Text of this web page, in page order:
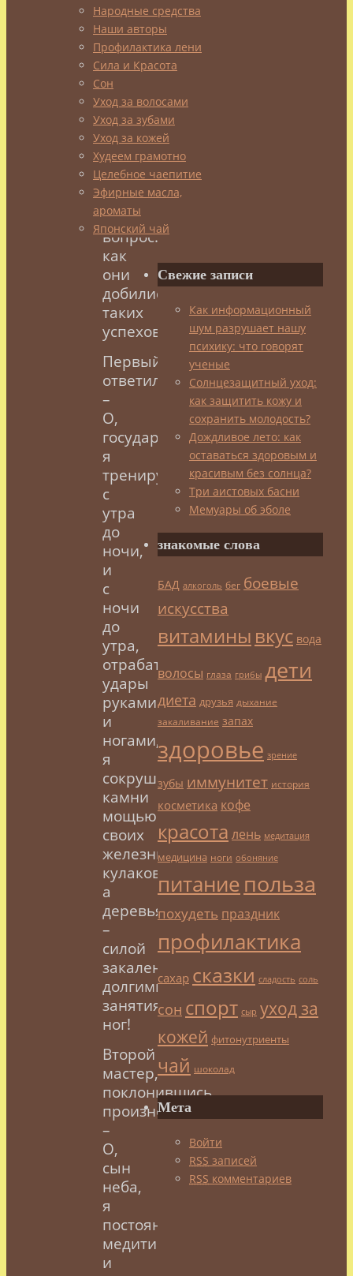
победителей
к
себе
во
дворец
и
каждому
задал
один
и
тот
же
вопрос:
как
они
добились
таких
успехов?
Первый
ответил:
–
О,
государь,
я
тренируюсь
с
утра
до
ночи,
и
с
ночи
до
утра,
отрабатывая
удары
руками
и
ногами,
я
сокрушаю
камни
мощью
своих
железных
кулаков,
а
деревья
–
силой
закаленных
долгими
занятиями
ног!
Второй
мастер,
поклонившись,
произнес:
–
О,
сын
неба,
я
постоянно
медитирую,
и
Народные средства
Наши авторы
Профилактика лени
Сила и Красота
Сон
Уход за волосами
Уход за зубами
Уход за кожей
Худеем грамотно
Целебное чаепитие
Эфирные масла,
ароматы
Японский чай
Свежие записи
Как информационный
шум разрушает нашу
психику: что говорят
ученые
Солнцезащитный уход:
как защитить кожу и
сохранить молодость?
Дождливое лето: как
оставаться здоровым и
красивым без солнца?
Три аистовых басни
Мемуары об эболе
знакомые слова
БАД алкоголь бег боевые
искусства
витамины вкус вода
волосы глаза грибы дети
диета друзья дыхание
закаливание запах
здоровье зрение
зубы иммунитет история
косметика кофе
красота лень медитация
медицина ноги обоняние
питание польза
похудеть праздник
профилактика
сахар сказки сладость соль
сон спорт сыр уход за
кожей фитонутриенты
чай шоколад
Мета
Войти
RSS записей
RSS комментариев